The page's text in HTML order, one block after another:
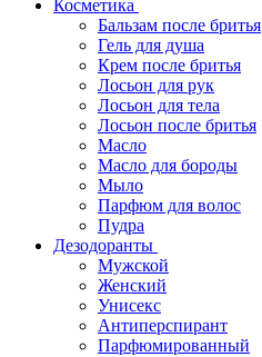
Косметика
Бальзам после бритья
Гель для душа
Крем после бритья
Лосьон для рук
Лосьон для тела
Лосьон после бритья
Масло
Масло для бороды
Мыло
Парфюм для волос
Пудра
Дезодоранты
Мужской
Женский
Унисекс
Антиперспирант
Парфюмированный